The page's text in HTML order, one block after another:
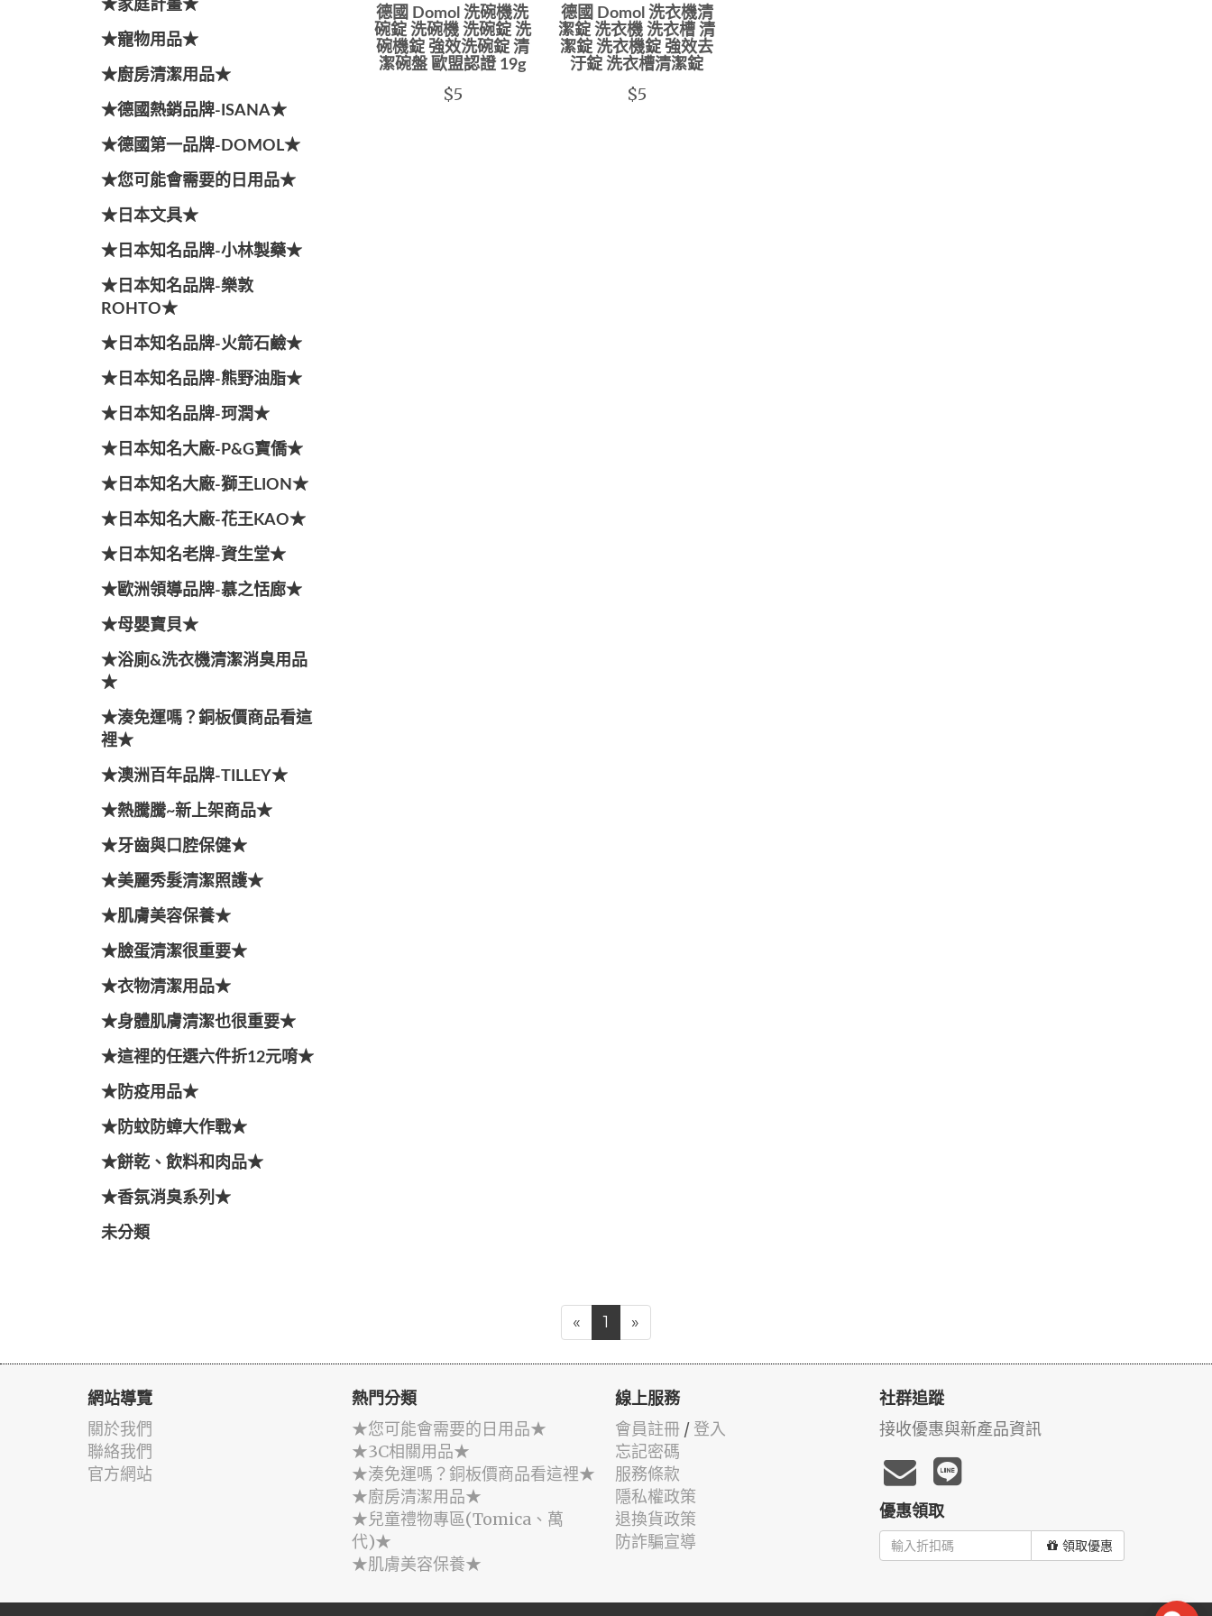
★家庭計畫★
★寵物用品★
★廚房清潔用品★
★德國熱銷品牌-ISANA★
★德國第一品牌-DOMOL★
★您可能會需要的日用品★
★日本文具★
★日本知名品牌-小林製藥★
★日本知名品牌-樂敦
ROHTO★
★日本知名品牌-火箭石鹼★
★日本知名品牌-熊野油脂★
★日本知名品牌-珂潤★
★日本知名大廠-P&G寶僑★
★日本知名大廠-獅王LION★
★日本知名大廠-花王KAO★
★日本知名老牌-資生堂★
★歐洲領導品牌-慕之恬廊★
★母嬰寶貝★
★浴廁&洗衣機清潔消臭用品
★
★湊免運嗎？銅板價商品看這
裡★
★澳洲百年品牌-TILLEY★
★熱騰騰~新上架商品★
★牙齒與口腔保健★
★美麗秀髮清潔照護★
★肌膚美容保養★
★臉蛋清潔很重要★
★衣物清潔用品★
★身體肌膚清潔也很重要★
★這裡的任選六件折12元唷★
★防疫用品★
★防蚊防蟑大作戰★
★餅乾、飲料和肉品★
★香氛消臭系列★
未分類
德國 Domol 洗碗機洗
碗錠 洗碗機 洗碗錠 洗
碗機錠 強效洗碗錠 清
潔碗盤 歐盟認證 19g
$5
德國 Domol 洗衣機清
潔錠 洗衣機 洗衣槽 清
潔錠 洗衣機錠 強效去
汙錠 洗衣槽清潔錠
$5
« 1 »
網站導覽
關於我們
聯絡我們
官方網站
熱門分類
★您可能會需要的日用品★
★3C相關用品★
★湊免運嗎？銅板價商品看這裡★
★廚房清潔用品★
★兒童禮物專區(Tomica、萬
代)★
★肌膚美容保養★
線上服務
會員註冊 / 登入
忘記密碼
服務條款
隱私權政策
退換貨政策
防詐騙宣導
社群追蹤
接收優惠與新產品資訊
優惠領取
領取優惠